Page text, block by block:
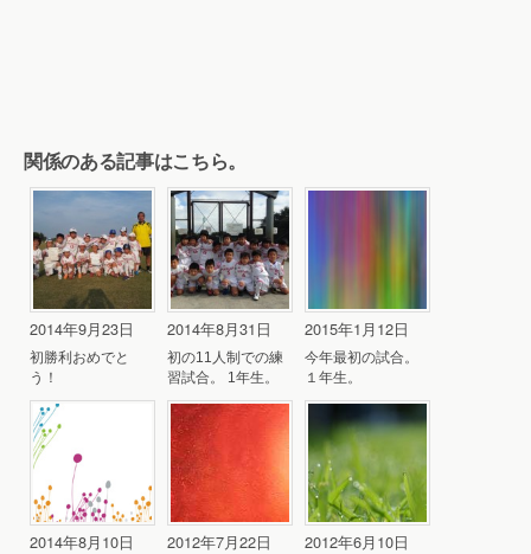
関係のある記事はこちら。
2014年9月23日
初勝利おめでと
う！
2014年8月31日
初の11人制での練
習試合。 1年生。
2015年1月12日
今年最初の試合。
１年生。
2014年8月10日 2012年7月22日 2012年6月10日